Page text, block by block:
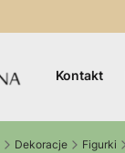
Kontakt
Dekoracje Figurki